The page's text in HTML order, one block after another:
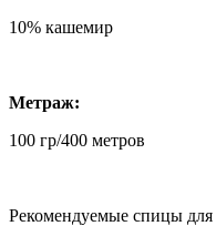
10% кашемир
Метраж:
100 гр/400 метров
Рекомендуемые спицы